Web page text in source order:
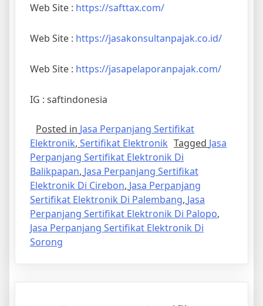
Web Site : https://safttax.com/
Web Site : https://jasakonsultanpajak.co.id/
Web Site : https://jasapelaporanpajak.com/
IG : saftindonesia
Posted in Jasa Perpanjang Sertifikat
Elektronik, Sertifikat Elektronik Tagged Jasa
Perpanjang Sertifikat Elektronik Di
Balikpapan, Jasa Perpanjang Sertifikat
Elektronik Di Cirebon, Jasa Perpanjang
Sertifikat Elektronik Di Palembang, Jasa
Perpanjang Sertifikat Elektronik Di Palopo,
Jasa Perpanjang Sertifikat Elektronik Di
Sorong